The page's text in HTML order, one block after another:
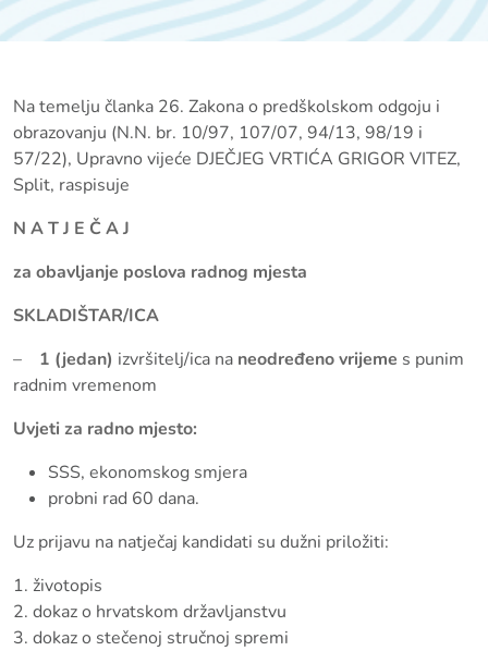
Na temelju članka 26. Zakona o predškolskom odgoju i
obrazovanju (N.N. br. 10/97, 107/07, 94/13, 98/19 i
57/22), Upravno vijeće DJEČJEG VRTIĆA GRIGOR VITEZ,
Split, raspisuje
N A T J E Č A J
za obavljanje poslova radnog mjesta
SKLADIŠTAR/ICA
– 1 (jedan) izvršitelj/ica na neodređeno vrijeme s punim
radnim vremenom
Uvjeti za radno mjesto:
SSS, ekonomskog smjera
probni rad 60 dana.
Uz prijavu na natječaj kandidati su dužni priložiti:
1. životopis
2. dokaz o hrvatskom državljanstvu
3. dokaz o stečenoj stručnoj spremi